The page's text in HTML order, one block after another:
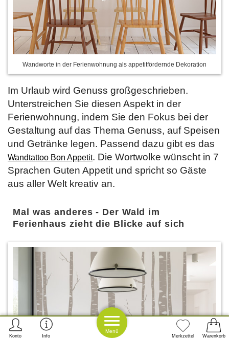
Wandworte in der Ferienwohnung als appetitfördernde Dekoration
Im Urlaub wird Genuss großgeschrieben.
Unterstreichen Sie diesen Aspekt in der
Ferienwohnung, indem Sie den Fokus bei der
Gestaltung auf das Thema Genuss, auf Speisen
und Getränke legen. Passend dazu gibt es das
Wandtattoo Bon Appetit. Die Wortwolke wünscht in 7
Sprachen Guten Appetit und spricht so Gäste
aus aller Welt kreativ an.
Mal was anderes - Der Wald im
Ferienhaus zieht die Blicke auf sich
Warenkorb
Merkzettel
Menü
Konto Info